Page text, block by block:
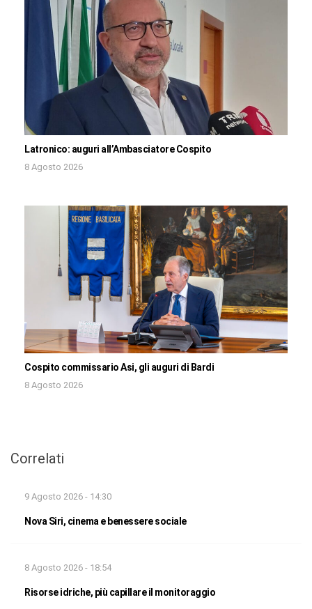
Latronico: auguri all’Ambasciatore Cospito
8 Agosto 2026
Cospito commissario Asi, gli auguri di Bardi
8 Agosto 2026
Correlati
9 Agosto 2026 - 14:30
Nova Siri, cinema e benessere sociale
8 Agosto 2026 - 18:54
Risorse idriche, più capillare il monitoraggio